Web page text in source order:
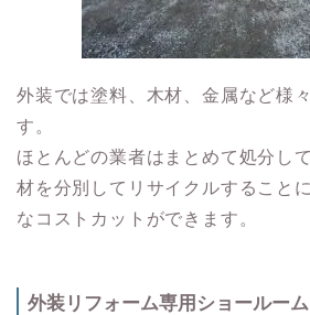
外装では塗料、木材、金属など様
す。
ほとんどの業者はまとめて処分し
材を分別してリサイクルすること
なコストカットができます。
外装リフォーム専用ショールーム